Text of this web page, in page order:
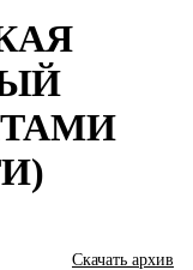
Скачать архив